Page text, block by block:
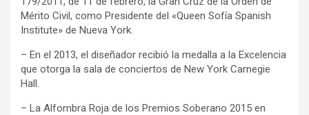
Mérito Civil, como Presidente del «Queen Sofía Spanish
Institute» de Nueva York.
– En el 2013, el diseñador recibió la medalla a la Excelencia
que otorga la sala de conciertos de New York Carnegie
Hall.
– La Alfombra Roja de los Premios Soberano 2015 en